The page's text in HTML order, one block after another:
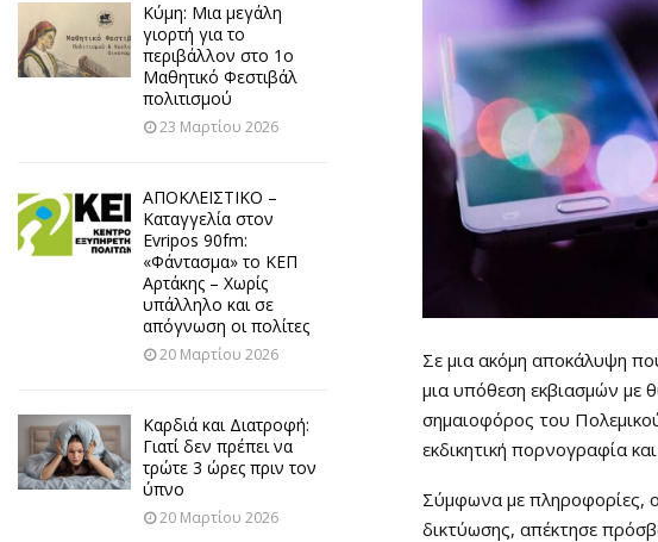
Σε μια ακόμη αποκάλυψη
μια υπόθεση εκβιασμών με
σημαιοφόρος του
εκδικητική πορνογραφία
Σύμφωνα με πληροφορίες,
δικτύωσης, απέκτησε
Κύμη: Μια μεγάλη
γιορτή για το
περιβάλλον στο 1ο
Μαθητικό Φεστιβάλ
πολιτισμού
23 Μαρτίου 2026
ΑΠΟΚΛΕΙΣΤΙΚΟ –
Καταγγελία στον
Evripos 90fm:
«Φάντασμα» το ΚΕΠ
Αρτάκης – Χωρίς
υπάλληλο και σε
απόγνωση οι πολίτες
20 Μαρτίου 2026
Καρδιά και Διατροφή:
Γιατί δεν πρέπει να
τρώτε 3 ώρες πριν τον
ύπνο
20 Μαρτίου 2026